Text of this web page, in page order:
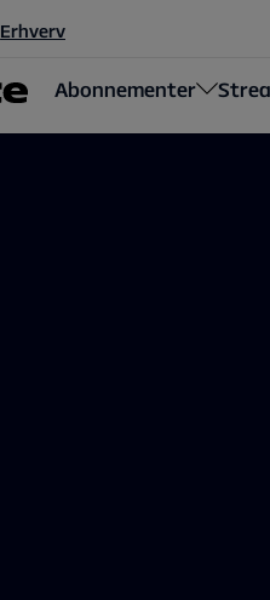
Erhverv
Abonnementer